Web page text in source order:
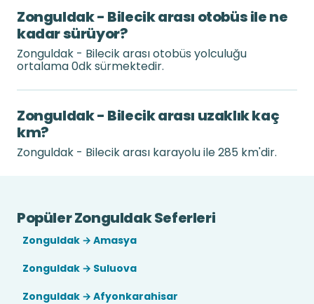
Zonguldak - Bilecik arası otobüs ile ne
kadar sürüyor?
Zonguldak - Bilecik arası otobüs yolculuğu
ortalama 0dk sürmektedir.
Zonguldak - Bilecik arası uzaklık kaç
km?
Zonguldak - Bilecik arası karayolu ile 285 km'dir.
Popüler Zonguldak Seferleri
Zonguldak → Amasya
Zonguldak → Suluova
Zonguldak → Afyonkarahisar